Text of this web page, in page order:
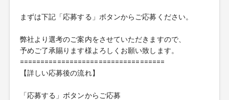
まずは下記「応募する」ボタンからご応募ください。
弊社より選考のご案内をさせていただきますので、
予めご了承賜ります様よろしくお願い致します。
===================================
【詳しい応募後の流れ】
「応募する」ボタンからご応募